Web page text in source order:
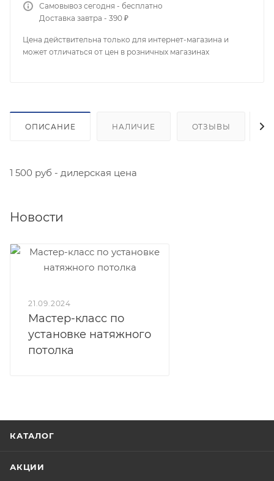
Самовывоз сегодня - бесплатно
Доставка завтра - 390 ₽
Цена действительна только для интернет-магазина и
может отличаться от цен в розничных магазинах
ОПИСАНИЕ НАЛИЧИЕ ОТЗЫВЫ
1 500 руб - дилерская цена
Новости
21.09.2024
Мастер-класс по
установке натяжного
потолка
КАТАЛОГ
АКЦИИ